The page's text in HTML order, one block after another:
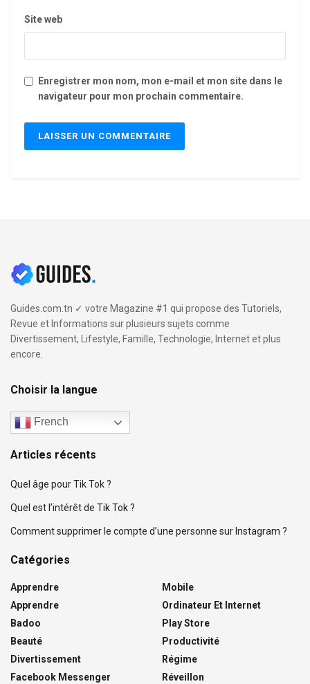
Site web
Enregistrer mon nom, mon e-mail et mon site dans le
navigateur pour mon prochain commentaire.
Guides.com.tn ✓ votre Magazine #1 qui propose des Tutoriels,
Revue et Informations sur plusieurs sujets comme
Divertissement, Lifestyle, Famille, Technologie, Internet et plus
encore.
Choisir la langue
French
Articles récents
Quel âge pour Tik Tok ?
Quel est l’intérêt de Tik Tok ?
Comment supprimer le compte d’une personne sur Instagram ?
Catégories
Apprendre
Apprendre
Badoo
Beauté
Divertissement
Facebook Messenger
Mobile
Ordinateur Et Internet
Play Store
Productivité
Régime
Réveillon